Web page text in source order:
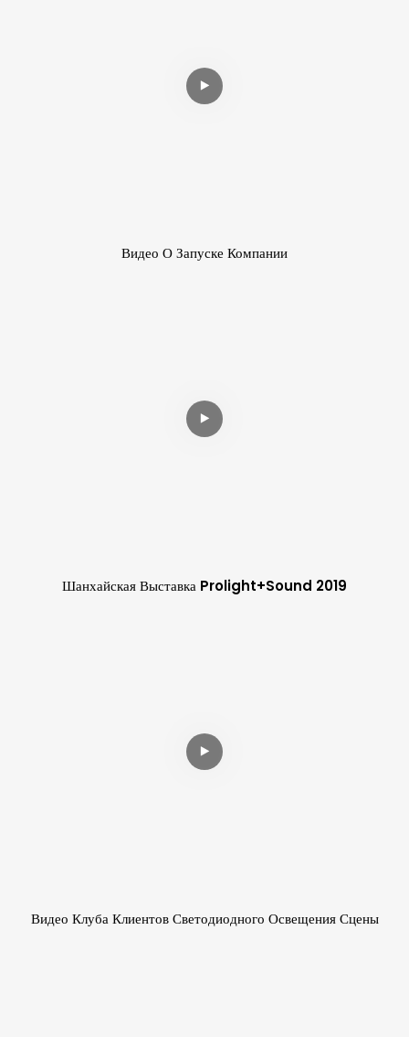
Видео О Запуске Компании
Шанхайская Выставка Prolight+sound 2019
Видео Клуба Клиентов Светодиодного Освещения Сцены